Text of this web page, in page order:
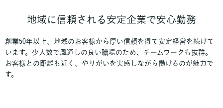
地域に信頼される安定企業で安心勤務
創業50年以上、地域のお客様から厚い信頼を得て安定経営を続けて
います。少人数で風通しの良い職場のため、チームワークも抜群。
お客様との距離も近く、やりがいを実感しながら働けるのが魅力で
す。